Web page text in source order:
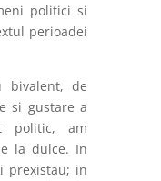
politici si
perioadei
bivalent, de
si gustare a
politic, am
la dulce. In
prexistau; in